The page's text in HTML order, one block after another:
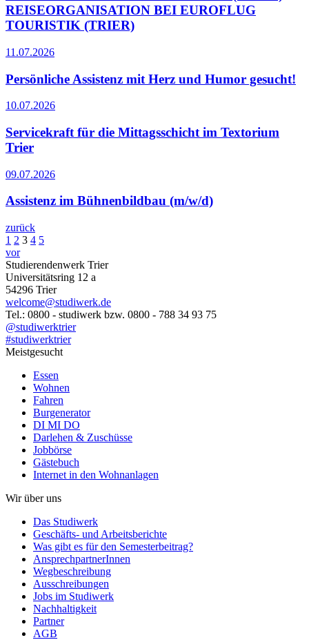
REISEORGANISATION BEI EUROFLUG
TOURISTIK (TRIER)
11.07.2026
Persönliche Assistenz mit Herz und Humor gesucht!
10.07.2026
Servicekraft für die Mittagsschicht im Textorium
Trier
09.07.2026
Assistenz im Bühnenbildbau (m/w/d)
zurück
1 2 3 4 5
vor
Studierendenwerk Trier
Universitätsring 12 a
54296 Trier
welcome@studiwerk.de
Tel.: 0800 - studiwerk bzw. 0800 - 788 34 93 75
@studiwerktrier
#studiwerktrier
Meistgesucht
Essen
Wohnen
Fahren
Burgenerator
DI MI DO
Darlehen & Zuschüsse
Jobbörse
Gästebuch
Internet in den Wohnanlagen
Wir über uns
Das Studiwerk
Geschäfts- und Arbeitsberichte
Was gibt es für den Semesterbeitrag?
AnsprechpartnerInnen
Wegbeschreibung
Ausschreibungen
Jobs im Studiwerk
Nachhaltigkeit
Partner
AGB